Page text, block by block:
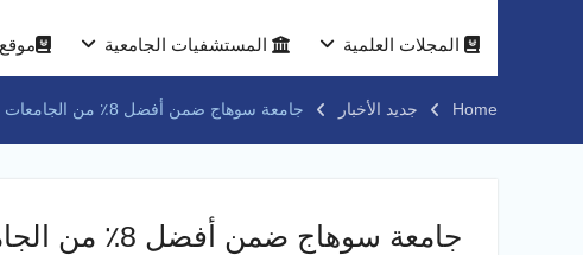
النعماني والمدير التنفيذي لشركة وادي النيل
جامعة سوهاج تفتح أبوابها لطلاب الثانوية العامة
المجلات العلمية المستشفيات الجامعية
Home جديد الأخبار جامعة سوهاج ضمن أفضل 8٪ من الجامعات على مستوى العالم.. متقدمة 24 مركزا عن العام السابق
جامعة سوهاج